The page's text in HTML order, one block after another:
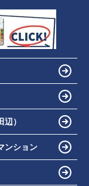
）
ンション